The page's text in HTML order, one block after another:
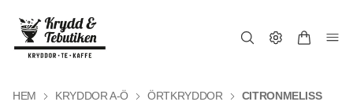
HEM KRYDDOR A-Ö ÖRTKRYDDOR CITRONMELISS